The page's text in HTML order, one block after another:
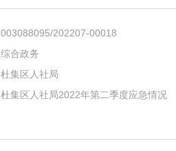
003088095/202207-00018
综合政务
杜集区人社局
杜集区人社局2022年第二季度应急情况